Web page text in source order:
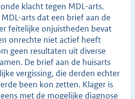
klacht tegen MDL-arts.
arts dat een brief aan de
feitelijke onjuistheden bevat
onrechte niet actief heeft
geen resultaten uit diverse
De brief aan de huisarts
vergissing, die derden echter
been kon zetten. Klager is
met de mogelijke diagnose